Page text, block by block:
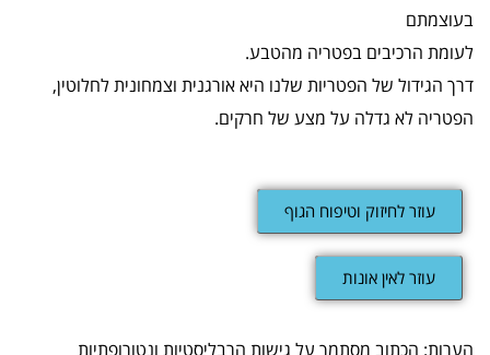
בעוצמתם
לעומת הרכיבים בפטריה מהטבע.
דרך הגידול של הפטריות שלנו היא אורגנית וצמחונית לחלוטין,
הפטריה לא גדלה על מצע של חרקים.
עוזר לחיזוק וטיפוח הגוף
עוזר לאין אונות
הערות: הכתוב מסתמך על גישות הרבליסטיות ונטורופתיות